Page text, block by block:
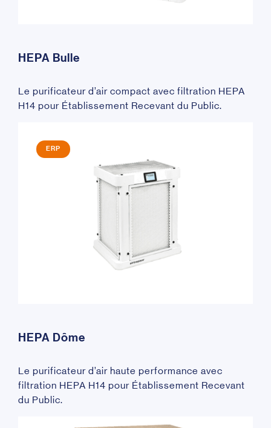
HEPA Bulle
Le purificateur d’air compact avec filtration HEPA
H14 pour Établissement Recevant du Public.
ERP
HEPA Dôme
Le purificateur d’air haute performance avec
filtration HEPA H14 pour Établissement Recevant
du Public.